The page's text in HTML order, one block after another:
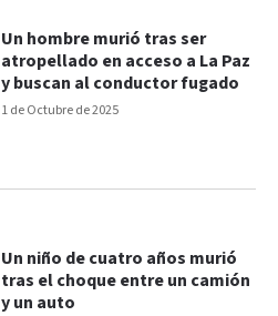
1 de Octubre de 2025
Un hombre murió tras ser
atropellado en acceso a La Paz
y buscan al conductor fugado
Un niño de cuatro años murió
tras el choque entre un camión
y un auto